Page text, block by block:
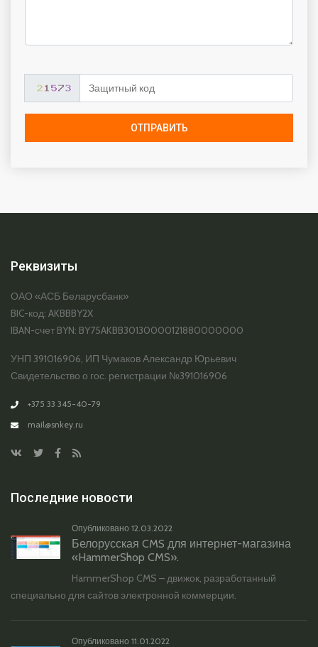
ОТПРАВИТЬ
Реквизиты
ОАО «АСБ Беларусбанк»
BIC-код: AKBBBY2X
IBAN-счет BYN: BY75AKBB30130000121880000000
УНП 391016906, ИП Чумаков Александр Юрьевич
Свидетельство о гос. регистрации №391016906
+375 33 345-40-79
mail@snkey.ru
Последние новости
Опубликовано 12.03.2022
Белорусская CMS для интернет-магазина
«HammerShop CMS».
HammerShop CMS – движок, разработанный
специально для сайтов электронной коммерции.
Опубликовано 11.01.2022